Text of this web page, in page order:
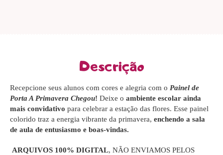
Descrição
Recepcione seus alunos com cores e alegria com o Painel de
Porta A Primavera Chegou! Deixe o ambiente escolar ainda
mais convidativo para celebrar a estação das flores. Esse painel
colorido traz a energia vibrante da primavera, enchendo a sala
de aula de entusiasmo e boas-vindas.
ARQUIVOS 100% DIGITAL, NÃO ENVIAMOS PELOS